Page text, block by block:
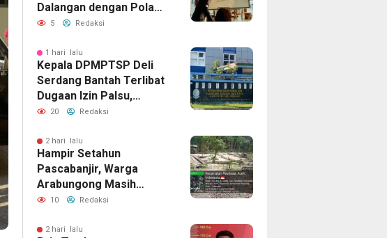
Dalangan dengan Pola
Pikir Inovatif
5 Redaksi
1 hari lalu
Kepala DPMPTSP Deli
Serdang Bantah Terlibat
Dugaan Izin Palsu,
Tegaskan Proses
Jalur Resmi
20 Redaksi
2 hari lalu
Hampir Setahun
Pascabanjir, Warga
Arabungong Masih
Menunggu Bantuan
10 Redaksi
2 hari lalu